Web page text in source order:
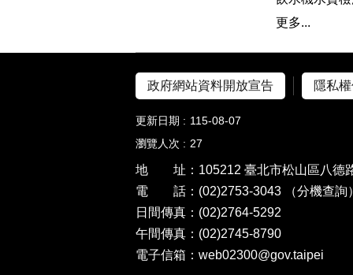
更多...
政府網站資料開放宣告 隱私
更新日期
115-08-07
瀏覽人次
27
地 址：105212 臺北市松山區八德
電 話：(02)2753-3043
（分機查詢
日間傳真：(02)2764-5292
午間傳真：(02)2745-8790
電子信箱：web02300@gov.taipei